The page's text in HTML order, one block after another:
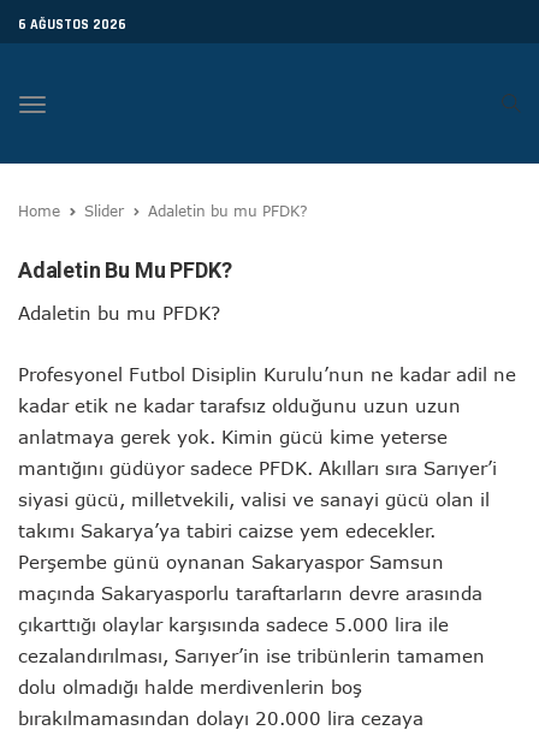
6 AĞUSTOS 2026
Toggle
Home Slider Adaletin bu mu PFDK?
Adaletin Bu Mu PFDK?
Adaletin bu mu PFDK?
Profesyonel Futbol Disiplin Kurulu’nun ne kadar adil ne
kadar etik ne kadar tarafsız olduğunu uzun uzun
anlatmaya gerek yok. Kimin gücü kime yeterse
mantığını güdüyor sadece PFDK. Akılları sıra Sarıyer’i
siyasi gücü, milletvekili, valisi ve sanayi gücü olan il
takımı Sakarya’ya tabiri caizse yem edecekler.
Perşembe günü oynanan Sakaryaspor Samsun
maçında Sakaryasporlu taraftarların devre arasında
çıkarttığı olaylar karşısında sadece 5.000 lira ile
cezalandırılması, Sarıyer’in ise tribünlerin tamamen
dolu olmadığı halde merdivenlerin boş
bırakılmamasından dolayı 20.000 lira cezaya